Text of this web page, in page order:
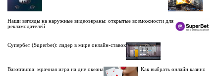
Наши взгляды на наружные видеоэкраны: открытые возможности для
рекламодателей
Супербет (Superbet): лидер в мире онлайн-ставок
Barotrauma: мрачная игра на дне океана Как выбрать онлайн казино